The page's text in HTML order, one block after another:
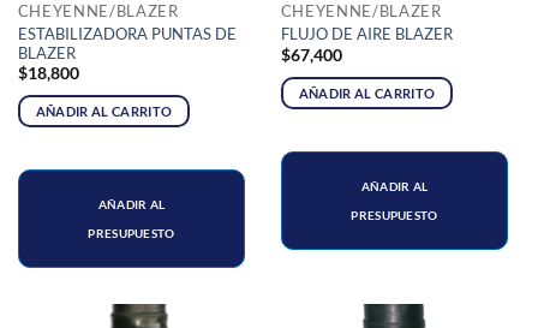
CHEYENNE/BLAZER
ESTABILIZADORA PUNTAS DE
BLAZER
$18,800
AÑADIR AL CARRITO
AÑADIR AL
PRESUPUESTO
CHEYENNE/BLAZER
FLUJO DE AIRE BLAZER
$67,400
AÑADIR AL CARRITO
AÑADIR AL
PRESUPUESTO